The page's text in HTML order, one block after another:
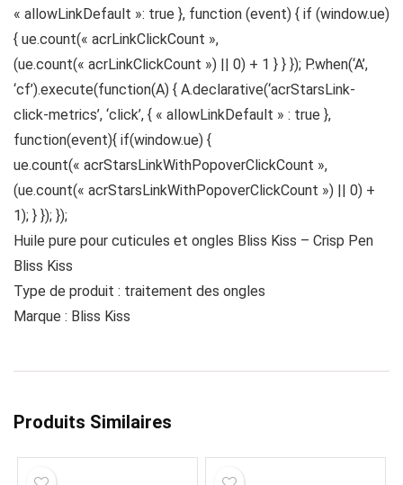
« allowLinkDefault »: true }, function (event) { if (window.ue)
{ ue.count(« acrLinkClickCount »,
(ue.count(« acrLinkClickCount ») || 0) + 1 } } }); P.when(‘A’,
‘cf’).execute(function(A) { A.declarative(‘acrStarsLink-
click-metrics’, ‘click’, { « allowLinkDefault » : true },
function(event){ if(window.ue) {
ue.count(« acrStarsLinkWithPopoverClickCount »,
(ue.count(« acrStarsLinkWithPopoverClickCount ») || 0) +
1); } }); });
Huile pure pour cuticules et ongles Bliss Kiss – Crisp Pen
Bliss Kiss
Type de produit : traitement des ongles
Marque : Bliss Kiss
Produits Similaires